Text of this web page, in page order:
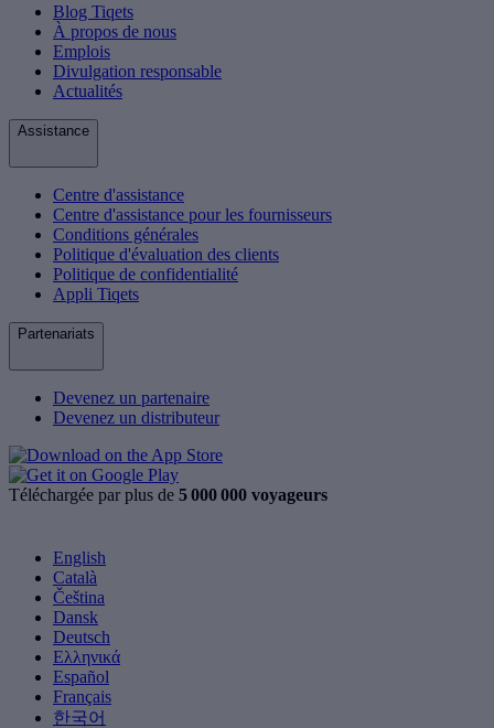
Blog Tiqets
À propos de nous
Emplois
Divulgation responsable
Actualités
Assistance
Centre d'assistance
Centre d'assistance pour les fournisseurs
Conditions générales
Politique d'évaluation des clients
Politique de confidentialité
Appli Tiqets
Partenariats
Devenez un partenaire
Devenez un distributeur
Téléchargée par plus de 5 000 000 voyageurs
English
Català
Čeština
Dansk
Deutsch
Ελληνικά
Español
Français
한국어